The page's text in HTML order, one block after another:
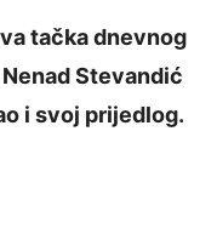
tačka dnevnog
Stevandić
i svoj prijedlog.